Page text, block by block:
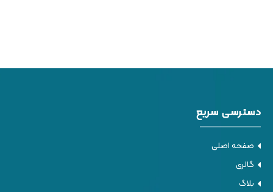
دسترسی سریع
صفحه اصلی
گالری
بلاگ